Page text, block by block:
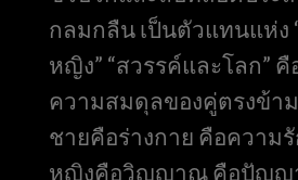
กลมกลืน เป็นตัวแทนแห่ง
หญิง” “สวรรค์และโลก”
ความสมดุลของคู่ตรงข้า
ชายคือร่างกาย คือความ
หญิงคือวิญญาณ คือปัญญ